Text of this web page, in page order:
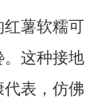
薯软糯可
。这种接地
表，仿佛